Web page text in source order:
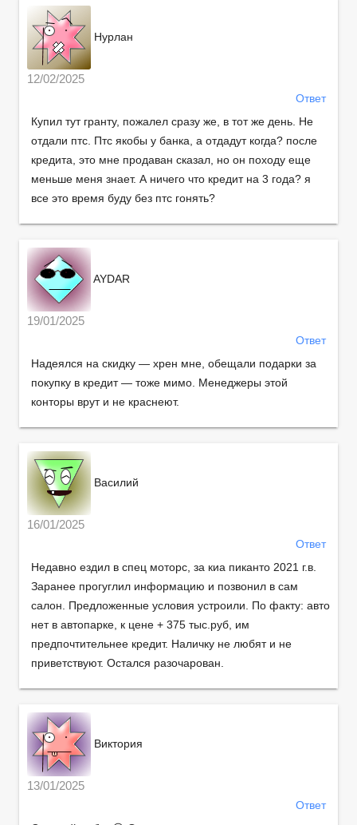
Нурлан
12/02/2025
Ответ
Купил тут гранту, пожалел сразу же, в тот же день. Не
отдали птс. Птс якобы у банка, а отдадут когда? после
кредита, это мне продаван сказал, но он походу еще
меньше меня знает. А ничего что кредит на 3 года? я
все это время буду без птс гонять?
AYDAR
19/01/2025
Ответ
Надеялся на скидку — хрен мне, обещали подарки за
покупку в кредит — тоже мимо. Менеджеры этой
конторы врут и не краснеют.
Василий
16/01/2025
Ответ
Недавно ездил в спец моторс, за киа пиканто 2021 г.в.
Заранее прогуглил информацию и позвонил в сам
салон. Предложенные условия устроили. По факту: авто
нет в автопарке, к цене + 375 тыс.руб, им
предпочтительнее кредит. Наличку не любят и не
приветствуют. Остался разочарован.
Виктория
13/01/2025
Ответ